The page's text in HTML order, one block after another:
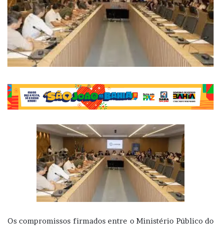
Os compromissos firmados entre o Ministério Público do